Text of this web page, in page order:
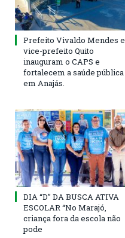
Prefeito Vivaldo Mendes e
vice-prefeito Quito
inauguram o CAPS e
fortalecem a saúde pública
em Anajás.
DIA “D” DA BUSCA ATIVA
ESCOLAR “No Marajó,
criança fora da escola não
pode